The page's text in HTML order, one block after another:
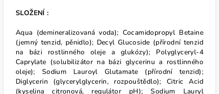
SLOŽENÍ :
Aqua (demineralizovaná voda); Cocamidopropyl Betaine
(jemný tenzid, pěnidlo); Decyl Glucoside (přírodní tenzid
na bázi rostlinného oleje a glukózy); Polyglyceryl-4
Caprylate (solubilizátor na bázi glycerinu a rostlinného
oleje); Sodium Lauroyl Glutamate (přírodní tenzid);
Diglycerin (glycerylglycerin, rozpouštědlo); Citric Acid
(kyselina citronová, regulátor pH); Sodium Lauryl